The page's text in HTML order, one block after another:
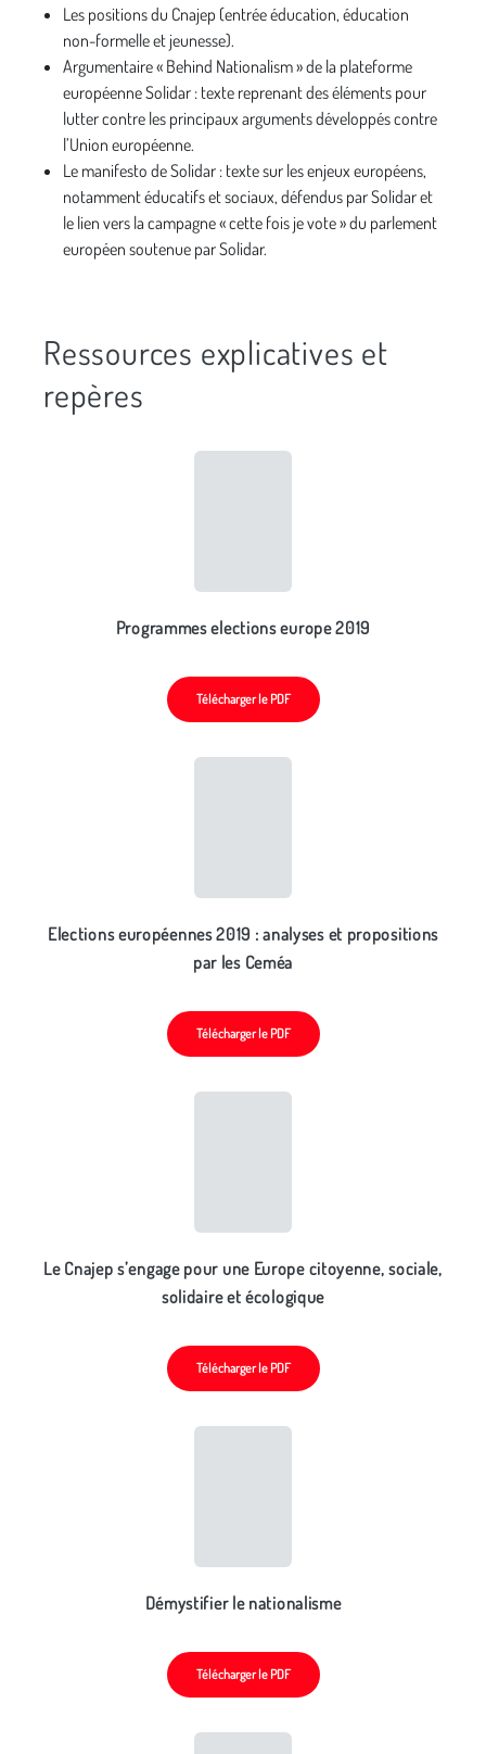
Les positions du Cnajep (entrée éducation, éducation
non-formelle et jeunesse).
Argumentaire « Behind Nationalism » de la plateforme
européenne Solidar : texte reprenant des éléments pour
lutter contre les principaux arguments développés contre
l’Union européenne.
Le manifesto de Solidar : texte sur les enjeux européens,
notamment éducatifs et sociaux, défendus par Solidar et
le lien vers la campagne « cette fois je vote » du parlement
européen soutenue par Solidar.
Ressources explicatives et
repères
Programmes elections europe 2019
Télécharger le PDF
Elections européennes 2019 : analyses et propositions
par les Ceméa
Télécharger le PDF
Le Cnajep s’engage pour une Europe citoyenne, sociale,
solidaire et écologique
Télécharger le PDF
Démystifier le nationalisme
Télécharger le PDF